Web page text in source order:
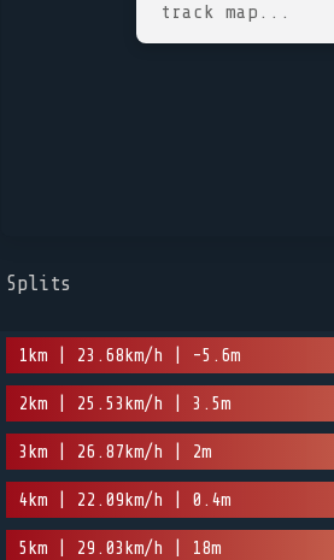
track map...
Splits
1km | 23.68km/h | -5.6m
2km | 25.53km/h | 3.5m
3km | 26.87km/h | 2m
4km | 22.09km/h | 0.4m
5km | 29.03km/h | 18m